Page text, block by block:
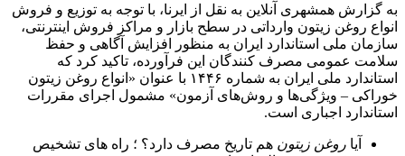
به گزارش همشهری آنلاین به نقل از ایرنا، با توجه به توزیع و فروش
انواع روغن زیتون وارداتی در سطح بازار و مراکز فروش اینترنتی،
سازمان ملی استاندارد ایران به منظور افزایش آگاهی و حفظ
سلامت عمومی مصرف کنندگان این فرآورده، تاکید کرد که
استاندارد ملی ایران به شماره ۱۴۴۶ با عنوان «انواع روغن زیتون
خوراکی – ویژگی‌ها و روش‌های آزمون» مشمول اجرای مقررات
استاندارد اجباری است.
آیا روغن زیتون هم تاریخ مصرف دارد؟ ؛ راه های تشخیص